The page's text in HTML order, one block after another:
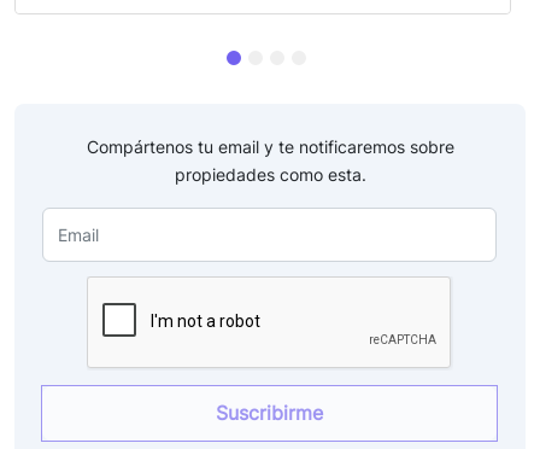
Compártenos tu email y te notificaremos sobre
propiedades como esta.